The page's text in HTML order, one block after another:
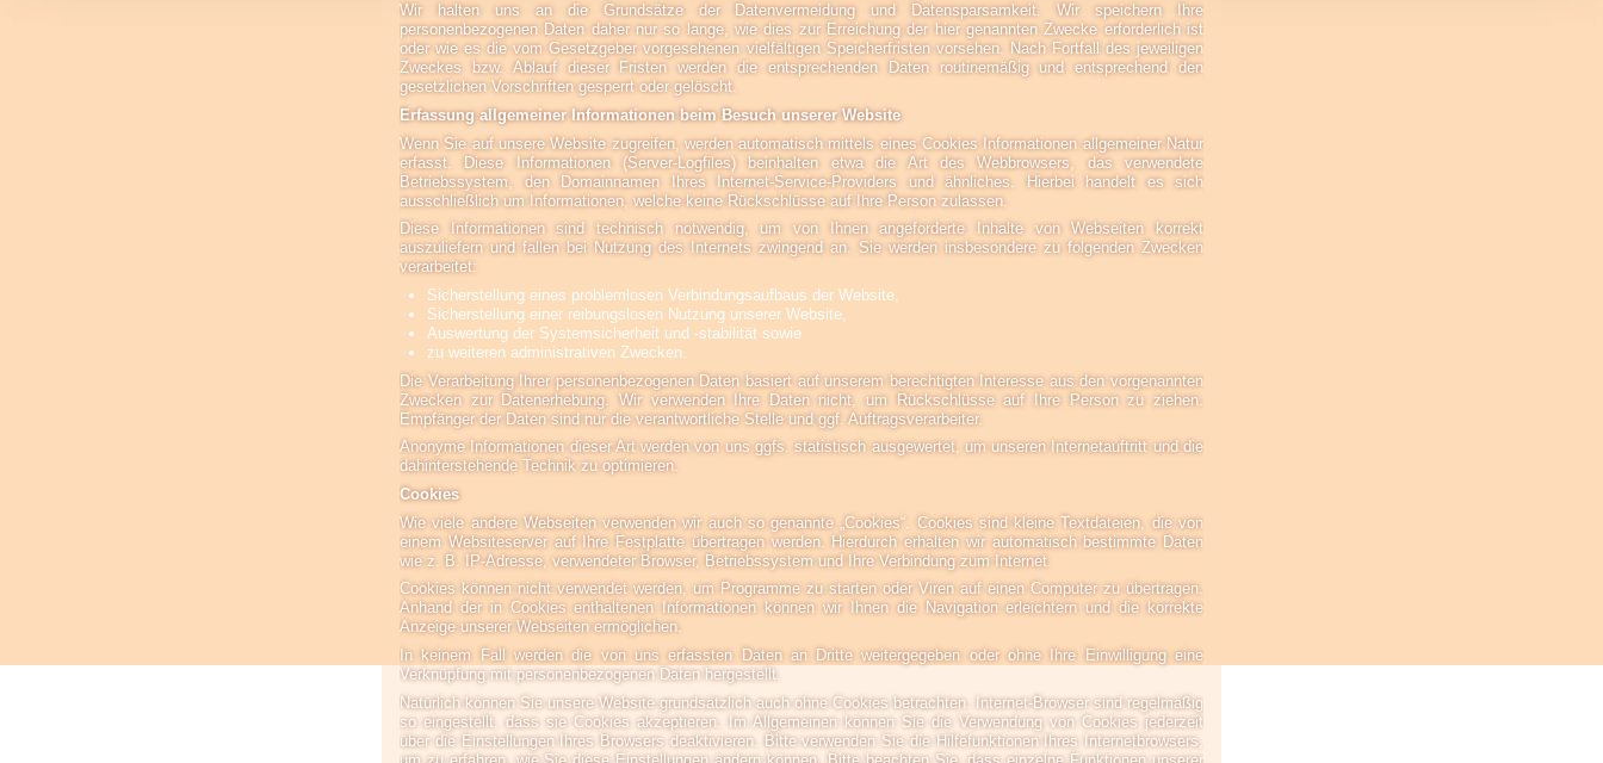
Wir halten uns an die Grundsätze der Datenvermeidung und Datensparsamkeit. Wir speichern Ihre
personenbezogenen Daten daher nur so lange, wie dies zur Erreichung der hier genannten Zwecke erforderlich ist
oder wie es die vom Gesetzgeber vorgesehenen vielfältigen Speicherfristen vorsehen. Nach Fortfall des jeweiligen
Zweckes bzw. Ablauf dieser Fristen werden die entsprechenden Daten routinemäßig und entsprechend den
gesetzlichen Vorschriften gesperrt oder gelöscht.
Erfassung allgemeiner Informationen beim Besuch unserer Website
Wenn Sie auf unsere Website zugreifen, werden automatisch mittels eines Cookies Informationen allgemeiner Natur
erfasst. Diese Informationen (Server-Logfiles) beinhalten etwa die Art des Webbrowsers, das verwendete
Betriebssystem, den Domainnamen Ihres Internet-Service-Providers und ähnliches. Hierbei handelt es sich
ausschließlich um Informationen, welche keine Rückschlüsse auf Ihre Person zulassen.
Diese Informationen sind technisch notwendig, um von Ihnen angeforderte Inhalte von Webseiten korrekt
auszuliefern und fallen bei Nutzung des Internets zwingend an. Sie werden insbesondere zu folgenden Zwecken
verarbeitet:
Sicherstellung eines problemlosen Verbindungsaufbaus der Website,
Sicherstellung einer reibungslosen Nutzung unserer Website,
Auswertung der Systemsicherheit und -stabilität sowie
zu weiteren administrativen Zwecken.
Die Verarbeitung Ihrer personenbezogenen Daten basiert auf unserem berechtigten Interesse aus den vorgenannten
Zwecken zur Datenerhebung. Wir verwenden Ihre Daten nicht, um Rückschlüsse auf Ihre Person zu ziehen.
Empfänger der Daten sind nur die verantwortliche Stelle und ggf. Auftragsverarbeiter.
Anonyme Informationen dieser Art werden von uns ggfs. statistisch ausgewertet, um unseren Internetauftritt und die
dahinterstehende Technik zu optimieren.
Cookies
Wie viele andere Webseiten verwenden wir auch so genannte „Cookies“. Cookies sind kleine Textdateien, die von
einem Websiteserver auf Ihre Festplatte übertragen werden. Hierdurch erhalten wir automatisch bestimmte Daten
wie z. B. IP-Adresse, verwendeter Browser, Betriebssystem und Ihre Verbindung zum Internet.
Cookies können nicht verwendet werden, um Programme zu starten oder Viren auf einen Computer zu übertragen.
Anhand der in Cookies enthaltenen Informationen können wir Ihnen die Navigation erleichtern und die korrekte
Anzeige unserer Webseiten ermöglichen.
In keinem Fall werden die von uns erfassten Daten an Dritte weitergegeben oder ohne Ihre Einwilligung eine
Verknüpfung mit personenbezogenen Daten hergestellt.
Natürlich können Sie unsere Website grundsätzlich auch ohne Cookies betrachten. Internet-Browser sind regelmäßig
so eingestellt, dass sie Cookies akzeptieren. Im Allgemeinen können Sie die Verwendung von Cookies jederzeit
über die Einstellungen Ihres Browsers deaktivieren. Bitte verwenden Sie die Hilfefunktionen Ihres Internetbrowsers,